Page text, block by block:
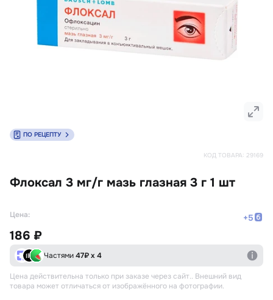
КОД ТОВАРА: 29169
Флоксал 3 мг/г мазь глазная 3 г 1 шт
ПО РЕЦЕПТУ
Цена: +5
186 ₽
Частями47₽ х 4
Цена действительна только при заказе через сайт.. Внешний вид
товара может отличаться от изображённого на фотографии.